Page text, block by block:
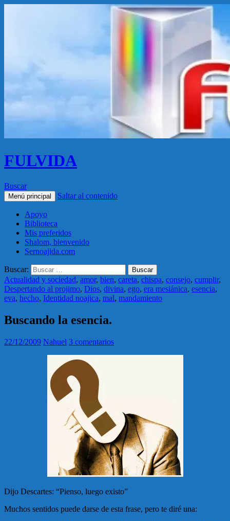
FULVIDA
Buscar
Menú principal Saltar al contenido
Apoyo
Biblioteca
Mis preferidos
Shalom, bienvenido
Sernoajida.com
Buscar:
Actualidad y sociedad, amor, bien, careta, chispa, consejo, cumplir,
Despertando al projimo, Dios, divina, ego, era mesiánica, esencia,
eva, hecho, Identidad noajica, mal, mandamiento
Buscando la esencia.
22/12/2009 Nahuel 3 comentarios
Dijo Descartes: “Pienso, luego existo”
Muchos sentidos puede darse de esta frase, pero te diré una: